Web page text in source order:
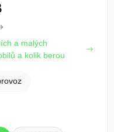
a malých
a kolik berou